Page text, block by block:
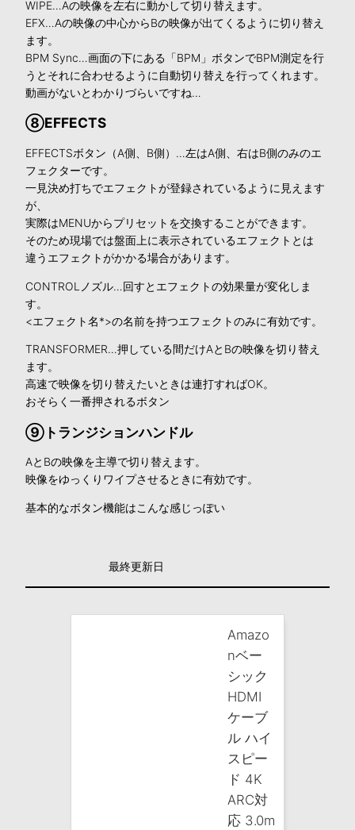
WIPE…Aの映像を左右に動かして切り替えます。
EFX…Aの映像の中心からBの映像が出てくるように切り替え
ます。
BPM Sync…画面の下にある「BPM」ボタンでBPM測定を行
うとそれに合わせるように自動切り替えを行ってくれます。
動画がないとわかりづらいですね…
⑧EFFECTS
EFFECTSボタン（A側、B側）…左はA側、右はB側のみのエ
フェクターです。
一見決め打ちでエフェクトが登録されているように見えます
が、
実際はMENUからプリセットを交換することができます。
そのため現場では盤面上に表示されているエフェクトとは
違うエフェクトがかかる場合があります。
CONTROLノズル…回すとエフェクトの効果量が変化しま
す。
<エフェクト名*>の名前を持つエフェクトのみに有効です。
TRANSFORMER…押している間だけAとBの映像を切り替え
ます。
高速で映像を切り替えたいときは連打すればOK。
おそらく一番押されるボタン
⑨トランジションハンドル
AとBの映像を主導で切り替えます。
映像をゆっくりワイプさせるときに有効です。
基本的なボタン機能はこんな感じっぽい
最終更新日
Amazo
nベー
シック
HDMI
ケーブ
ル ハイ
スピー
ド 4K
ARC対
応 3.0m